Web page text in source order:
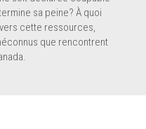
sa peine? À quoi
cette ressources,
que rencontrent